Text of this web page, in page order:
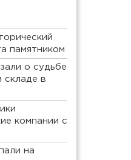
памятником
о судьбе
складе в
компании с
на